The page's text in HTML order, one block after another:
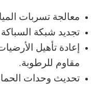
معالجة تسربات
تجديد شبكة السباكة
إعادة تأهيل
مقاوم للرطوبة.
تحديث وحدات